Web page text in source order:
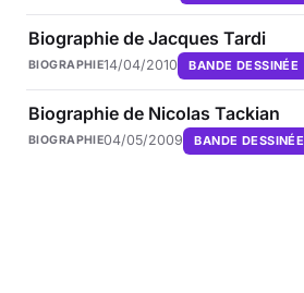
Biographie de Jacques Tardi
BIOGRAPHIE14/04/2010 BANDE DESSINÉE
Biographie de Nicolas Tackian
BIOGRAPHIE04/05/2009 BANDE DESSINÉE